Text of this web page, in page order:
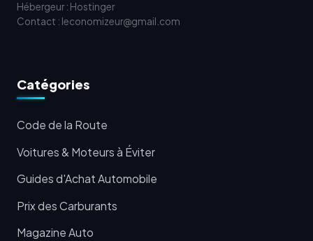
Hébergeur : Hostinger
Contact : leconomizeur@gmail.com
Catégories
Code de la Route
Voitures & Moteurs à Éviter
Guides d'Achat Automobile
Prix des Carburants
Magazine Auto